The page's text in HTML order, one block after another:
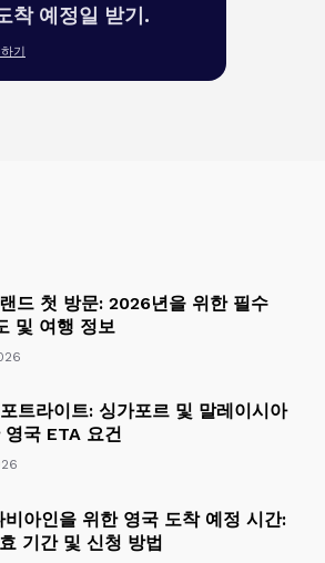
착 예정일 받기.
기
드 첫 방문: 2026년을 위한 필수
및 여행 정보
트라이트: 싱가포르 및 말레이시아
영국 ETA 요건
비아인을 위한 영국 도착 예정 시간:
기간 및 신청 방법